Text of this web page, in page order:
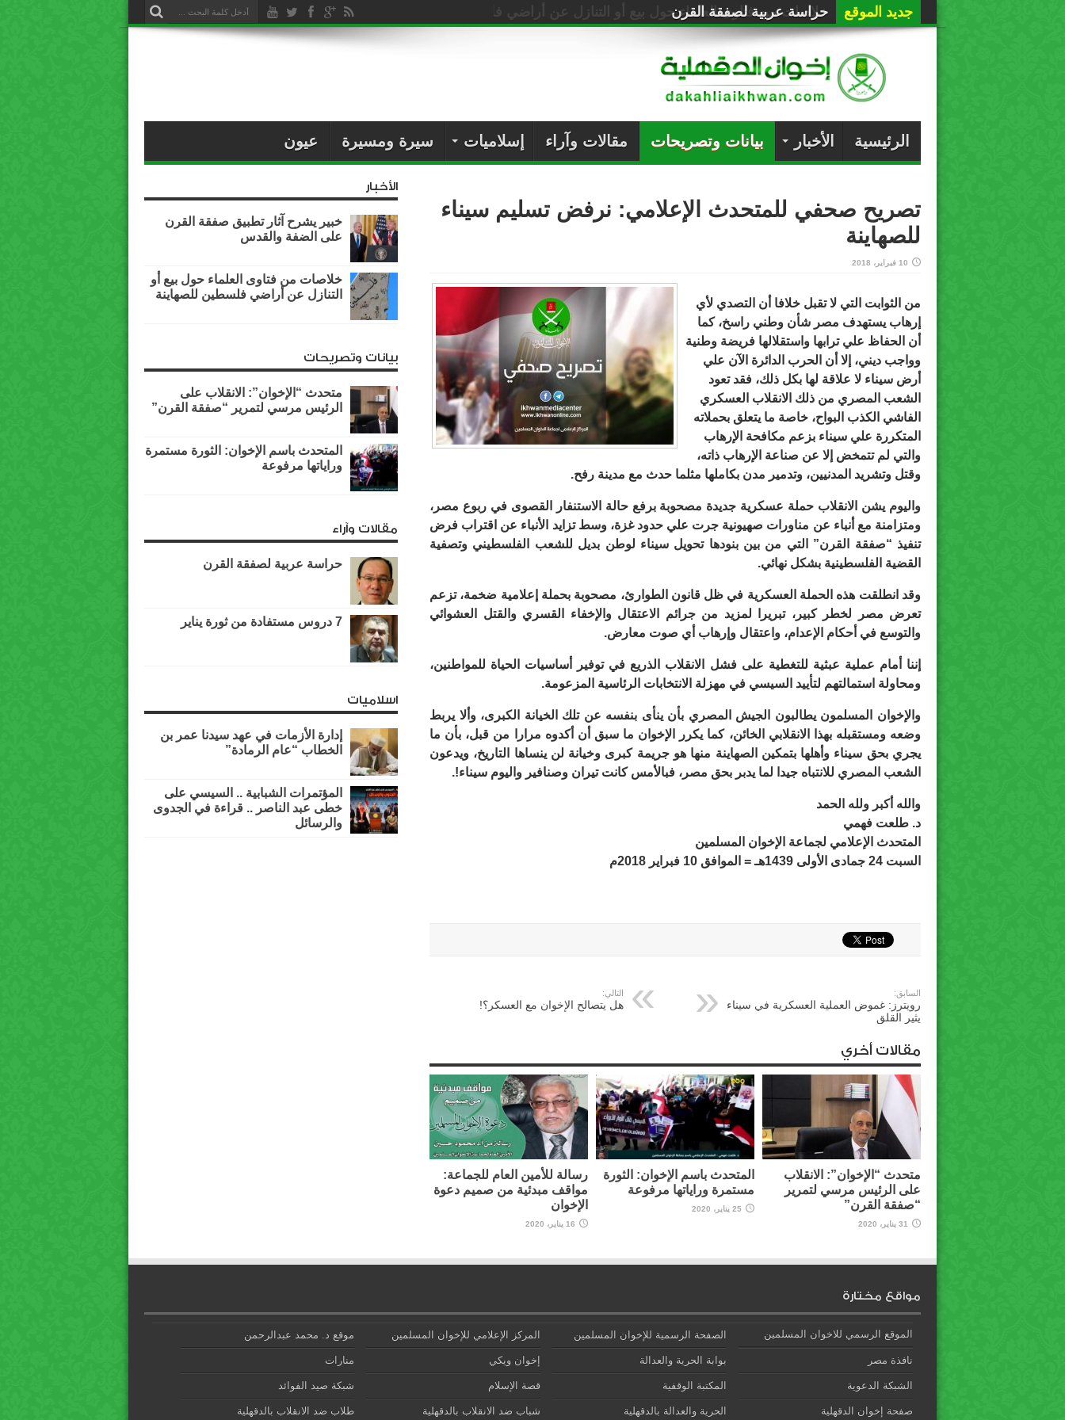
جديد الموقع حراسة عربية لصفقة القرن
الرئيسية الأخبار بيانات وتصريحات مقالات وآراء إسلاميات سيرة ومسيرة عيون
تصريح صحفي للمتحدث الإعلامي: نرفض تسليم سيناء
للصهاينة
10 فبراير، 2018
من الثوابت التي لا تقبل خلافا أن التصدي لأي
إرهاب يستهدف مصر شأن وطني راسخ، كما
أن الحفاظ علي ترابها واستقلالها فريضة وطنية
وواجب ديني، إلا أن الحرب الدائرة الآن علي
أرض سيناء لا علاقة لها بكل ذلك، فقد تعود
الشعب المصري من ذلك الانقلاب العسكري
الفاشي الكذب البواح، خاصة ما يتعلق بحملاته
المتكررة علي سيناء بزعم مكافحة الإرهاب
والتي لم تتمخض إلا عن صناعة الإرهاب ذاته،
وقتل وتشريد المدنيين، وتدمير مدن بكاملها مثلما حدث مع مدينة رفح.
واليوم يشن الانقلاب حملة عسكرية جديدة مصحوبة برفع حالة الاستنفار القصوى في ربوع مصر،
ومتزامنة مع أنباء عن مناورات صهيونية جرت علي حدود غزة، وسط تزايد الأنباء عن اقتراب فرض
تنفيذ “صفقة القرن” التي من بين بنودها تحويل سيناء لوطن بديل للشعب الفلسطيني وتصفية
القضية الفلسطينية بشكل نهائي.
وقد انطلقت هذه الحملة العسكرية في ظل قانون الطوارئ، مصحوبة بحملة إعلامية ضخمة، تزعم
تعرض مصر لخطر كبير، تبريرا لمزيد من جرائم الاعتقال والإخفاء القسري والقتل العشوائي
والتوسع في أحكام الإعدام، واعتقال وإرهاب أي صوت معارض.
إننا أمام عملية عبثية للتغطية على فشل الانقلاب الذريع في توفير أساسيات الحياة للمواطنين،
ومحاولة استمالتهم لتأييد السيسي في مهزلة الانتخابات الرئاسية المزعومة.
والإخوان المسلمون يطالبون الجيش المصري بأن ينأى بنفسه عن تلك الخيانة الكبرى، وألا يربط
وضعه ومستقبله بهذا الانقلابي الخائن، كما يكرر الإخوان ما سبق أن أكدوه مرارا من قبل، بأن ما
يجري بحق سيناء وأهلها بتمكين الصهاينة منها هو جريمة كبرى وخيانة لن ينساها التاريخ، ويدعون
الشعب المصري للانتباه جيدا لما يدبر بحق مصر، فبالأمس كانت تيران وصنافير واليوم سيناء!.
والله أكبر ولله الحمد
د. طلعت فهمي
المتحدث الإعلامي لجماعة الإخوان المسلمين
السبت 24 جمادى الأولى 1439هـ = الموافق 10 فبراير 2018م
السابق:
رويترز: غموض العملية العسكرية في سيناء
يثير القلق
التالي:
هل يتصالح الإخوان مع العسكر؟!
مقالات أخري
متحدث “الإخوان”: الانقلاب
على الرئيس مرسي لتمرير
“صفقة القرن”
31 يناير، 2020
المتحدث باسم الإخوان: الثورة
مستمرة وراياتها مرفوعة
25 يناير، 2020
رسالة للأمين العام للجماعة:
مواقف مبدئية من صميم دعوة
الإخوان
16 يناير، 2020
الأخبار
خبير يشرح آثار تطبيق صفقة القرن
على الضفة والقدس
خلاصات من فتاوى العلماء حول بيع أو
التنازل عن أراضي فلسطين للصهاينة
بيانات وتصريحات
متحدث “الإخوان”: الانقلاب على
الرئيس مرسي لتمرير “صفقة القرن”
المتحدث باسم الإخوان: الثورة مستمرة
وراياتها مرفوعة
مقالات وآراء
حراسة عربية لصفقة القرن
7 دروس مستفادة من ثورة يناير
اسلاميات
إدارة الأزمات في عهد سيدنا عمر بن
الخطاب “عام الرمادة”
المؤتمرات الشبابية .. السيسي على
خطى عبد الناصر .. قراءة في الجدوى
والرسائل
مواقع مختارة
الموقع الرسمي للاخوان المسلمين الصفحة الرسمية للإخوان المسلمين المركز الإعلامي للإخوان المسلمين موقع د. محمد عبدالرحمن
نافذة مصر بوابة الحرية والعدالة إخوان ويكي منارات
الشبكة الدعوية المكتبة الوقفية قصة الإسلام شبكة صيد الفوائد
صفحة إخوان الدقهلية الحرية والعدالة بالدقهلية شباب ضد الانقلاب بالدقهلية طلاب ضد الانقلاب بالدقهلية